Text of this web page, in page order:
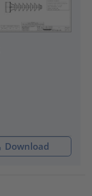
Download